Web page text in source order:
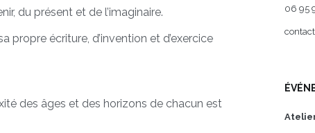
du présent et de l’imaginaire.
propre écriture, d’invention et d’exercice
des âges et des horizons de chacun est
06 95